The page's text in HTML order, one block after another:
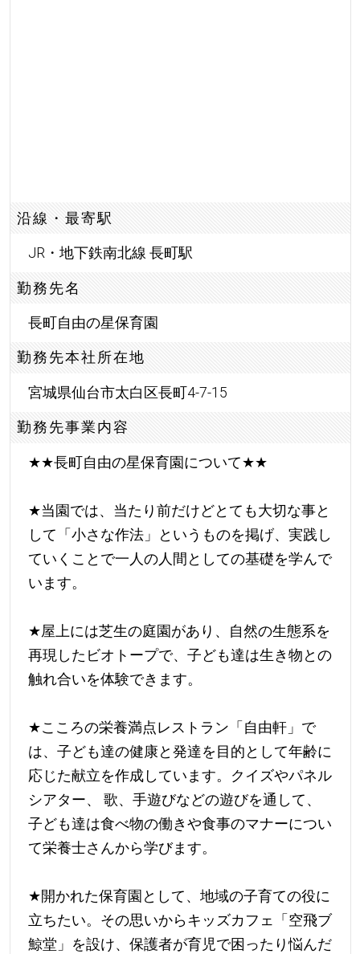
沿線・最寄駅
JR・地下鉄南北線 長町駅
勤務先名
長町自由の星保育園
勤務先本社所在地
宮城県仙台市太白区長町4-7-15
勤務先事業内容
★★長町自由の星保育園について★★
★当園では、当たり前だけどとても大切な事と
して「小さな作法」というものを掲げ、実践し
ていくことで一人の人間としての基礎を学んで
います。
★屋上には芝生の庭園があり、自然の生態系を
再現したビオトープで、子ども達は生き物との
触れ合いを体験できます。
★こころの栄養満点レストラン「自由軒」で
は、子ども達の健康と発達を目的として年齢に
応じた献立を作成しています。クイズやパネル
シアター、 歌、手遊びなどの遊びを通して、
子ども達は食べ物の働きや食事のマナーについ
て栄養士さんから学びます。
★開かれた保育園として、地域の子育ての役に
立ちたい。その思いからキッズカフェ「空飛ブ
鯨堂」を設け、保護者が育児で困ったり悩んだ